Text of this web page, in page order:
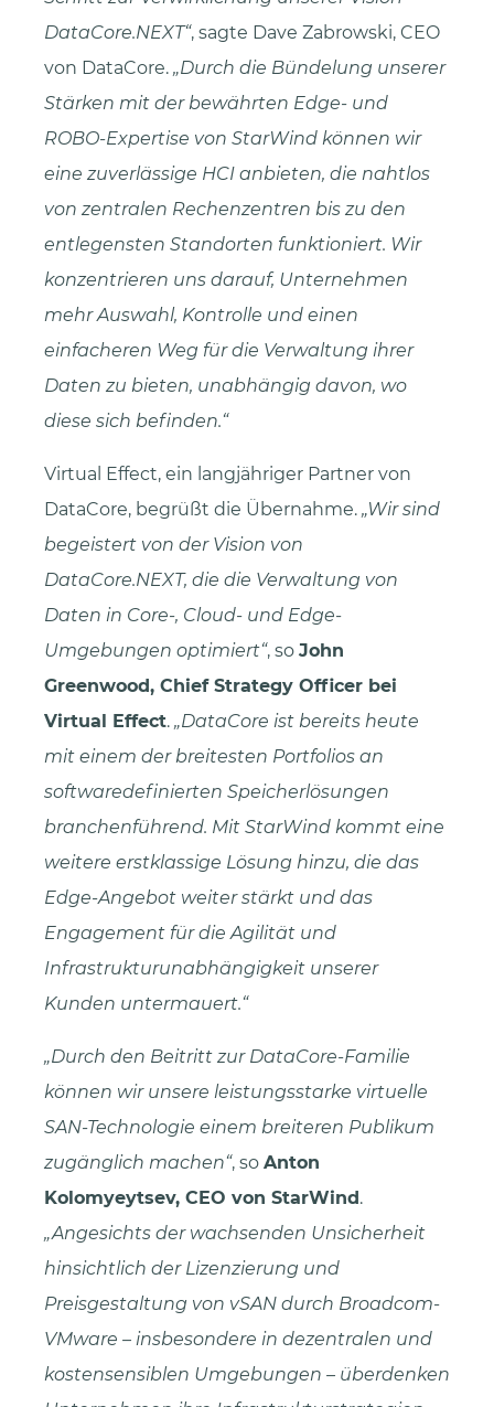
DataCore.NEXT“, sagte Dave Zabrowski, CEO
von DataCore. Durch die Bündelung unserer
Stärken mit der bewährten Edge- und
ROBO-Expertise von StarWind können wir
eine zuverlässige HCI anbieten, die nahtlos
von zentralen Rechenzentren bis zu den
entlegensten Standorten funktioniert. Wir
konzentrieren uns darauf, Unternehmen
mehr Auswahl, Kontrolle und einen
einfacheren Weg für die Verwaltung ihrer
Daten zu bieten, unabhängig davon, wo
diese sich befinden.“
Virtual Effect, ein langjähriger Partner von
DataCore, begrüßt die Übernahme. Wir sind
begeistert von der Vision von
DataCore.NEXT, die die Verwaltung von
Daten in Core-, Cloud- und Edge-
Umgebungen optimiert“, so John
Greenwood, Chief Strategy Officer bei
Virtual Effect. DataCore ist bereits heute
mit einem der breitesten Portfolios an
softwaredefinierten Speicherlösungen
branchenführend. Mit StarWind kommt eine
weitere erstklassige Lösung hinzu, die das
Edge-Angebot weiter stärkt und das
Engagement für die Agilität und
Infrastrukturunabhängigkeit unserer
Kunden untermauert.“
Durch den Beitritt zur DataCore-Familie
können wir unsere leistungsstarke virtuelle
SAN-Technologie einem breiteren Publikum
zugänglich machen“, so Anton
Kolomyeytsev, CEO von StarWind.
Angesichts der wachsenden Unsicherheit
hinsichtlich der Lizenzierung und
Preisgestaltung von vSAN durch Broadcom-
VMware – insbesondere in dezentralen und
kostensensiblen Umgebungen – überdenken